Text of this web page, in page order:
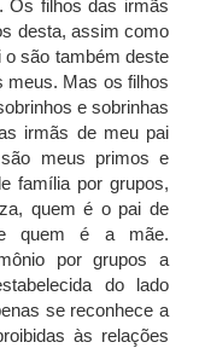
Os filhos das irmãs
desta, assim como
são também deste
meus. Mas os filhos
e sobrinhas
irmãs de meu pai
meus primos e
família por grupos,
quem é o pai de
quem é a mãe.
por grupos a
do lado
se reconhece a
às relações